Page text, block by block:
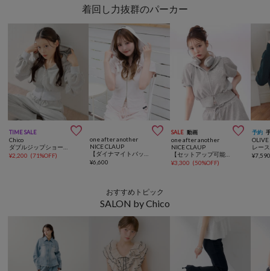
着回し力抜群のパーカー
TIME SALE 
Chico
¥2,200 (71%OFF)

one after another
NICE CLAUP
¥6,600
SALE 動画 
one after another
NICE CLAUP
【セットアップ可能】レースロゴ刺繡半袖ラメパーカー
¥3,300 (50%OFF)
予約
¥
おすすめトピック
SALON by Chico